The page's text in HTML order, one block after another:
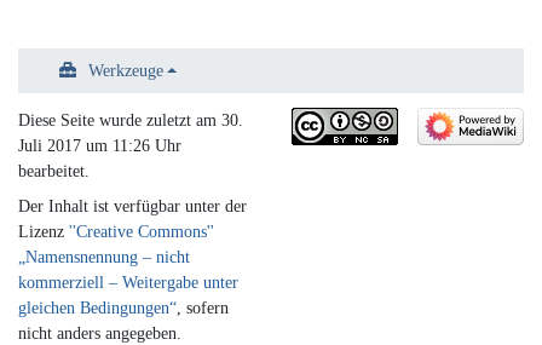
Werkzeuge
Diese Seite wurde zuletzt am 30.
Juli 2017 um 11:26 Uhr
bearbeitet.
Der Inhalt ist verfügbar unter der
Lizenz ''Creative Commons''
„Namensnennung – nicht
kommerziell – Weitergabe unter
gleichen Bedingungen“, sofern
nicht anders angegeben.